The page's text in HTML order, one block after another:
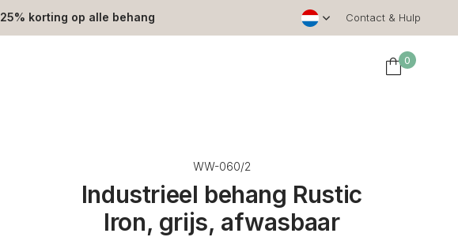
25% korting op alle behang Contact & Hulp
0
WW-060/2
Industrieel behang Rustic
Iron, grijs, afwasbaar